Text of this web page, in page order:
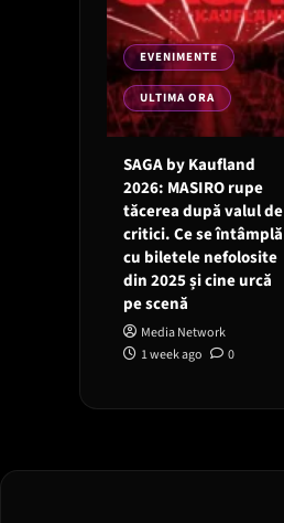
EVENIMENTE
ULTIMA ORA
SAGA by Kaufland
2026: MASIRO rupe
tăcerea după valul de
critici. Ce se întâmplă
cu biletele nefolosite
din 2025 și cine urcă
pe scenă
Media Network
1 week ago
0